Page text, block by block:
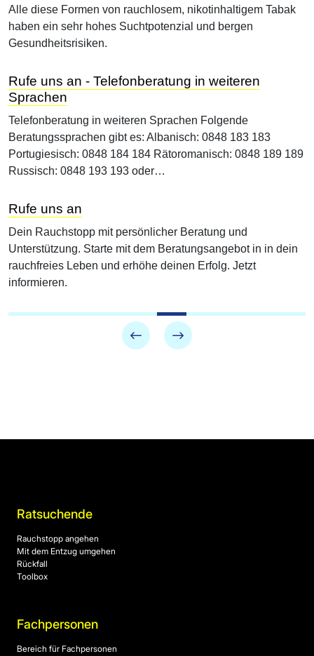
Alle diese Formen von rauchlosem, nikotinhaltigem Tabak
haben ein sehr hohes Suchtpotenzial und bergen
Gesundheitsrisiken.
Rufe uns an - Telefonberatung in weiteren
Sprachen
Telefonberatung in weiteren Sprachen Folgende
Beratungssprachen gibt es: Albanisch: 0848 183 183
Portugiesisch: 0848 184 184 Rätoromanisch: 0848 189 189
Russisch: 0848 193 193 oder…
Rufe uns an
Dein Rauchstopp mit persönlicher Beratung und
Unterstützung. Starte mit dem Beratungsangebot in in dein
rauchfreies Leben und erhöhe deinen Erfolg. Jetzt
informieren.
Ratsuchende
Rauchstopp angehen
Mit dem Entzug umgehen
Rückfall
Toolbox
Fachpersonen
Bereich für Fachpersonen